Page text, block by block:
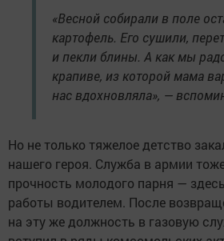
«Весной собирали в поле
картофель. Его сушили,
и пекли блины. А как мы
крапиве, из которой мама
нас вдохновляла», —
Но не только тяжелое детство
нашего героя. Служба в армии
прочность молодого парня —
работы водителем. После
на эту же должность в газовую